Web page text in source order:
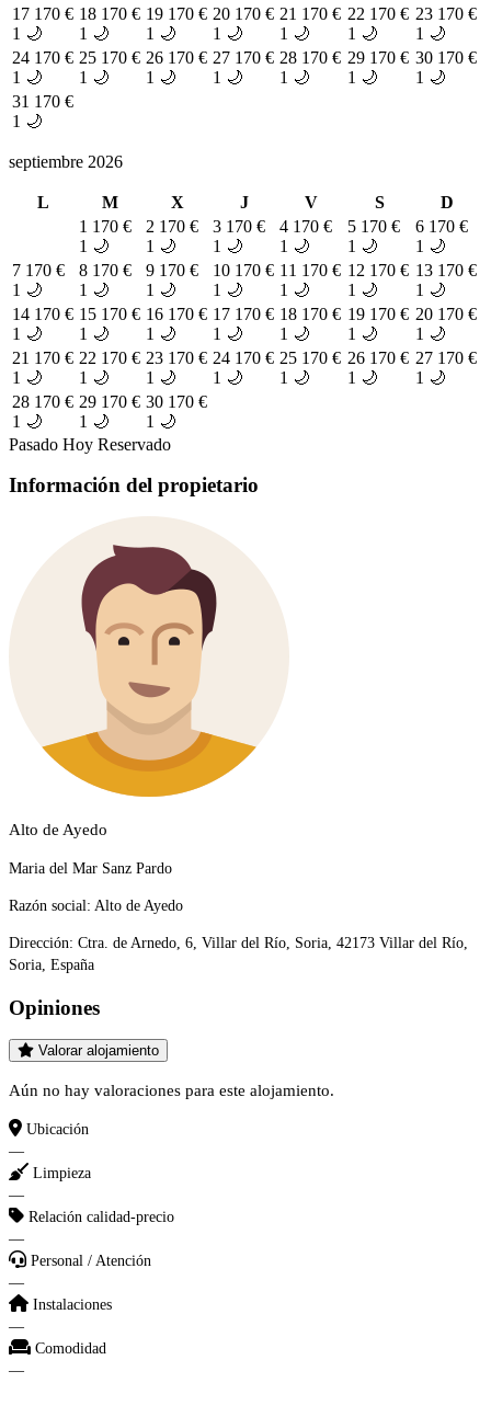
17 170 €
1 🌙
18 170 €
1 🌙
19 170 €
1 🌙
20 170 €
1 🌙
21 170 €
1 🌙
22 170 €
1 🌙
23 170 €
1 🌙
24 170 €
1 🌙
25 170 €
1 🌙
26 170 €
1 🌙
27 170 €
1 🌙
28 170 €
1 🌙
29 170 €
1 🌙
30 170 €
1 🌙
31 170 €
1 🌙
septiembre 2026
L M X J V S
D
1 170 €
1 🌙
2 170 €
1 🌙
3 170 €
1 🌙
4 170 €
1 🌙
5 170 €
1 🌙
6 170 €
1 🌙
7 170 €
1 🌙
8 170 €
1 🌙
9 170 €
1 🌙
10 170 €
1 🌙
11 170 €
1 🌙
12 170 €
1 🌙
13 170 €
1 🌙
14 170 €
1 🌙
15 170 €
1 🌙
16 170 €
1 🌙
17 170 €
1 🌙
18 170 €
1 🌙
19 170 €
1 🌙
20 170 €
1 🌙
21 170 €
1 🌙
22 170 €
1 🌙
23 170 €
1 🌙
24 170 €
1 🌙
25 170 €
1 🌙
26 170 €
1 🌙
27 170 €
1 🌙
28 170 €
1 🌙
29 170 €
1 🌙
30 170 €
1 🌙
Pasado Hoy Reservado
Información del propietario
Alto de Ayedo
Maria del Mar Sanz Pardo
Razón social: Alto de Ayedo
Dirección: Ctra. de Arnedo, 6, Villar del Río, Soria, 42173 Villar del Río,
Soria, España
Opiniones
Valorar alojamiento
Aún no hay valoraciones para este alojamiento.
Ubicación
—
Limpieza
—
Relación calidad-precio
—
Personal / Atención
—
Instalaciones
—
Comodidad
—